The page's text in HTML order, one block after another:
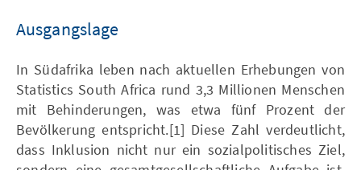
Ausgangslage
In Südafrika leben nach aktuellen Erhebungen von
Statistics South Africa rund 3,3 Millionen Menschen
mit Behinderungen, was etwa fünf Prozent der
Bevölkerung entspricht.[1] Diese Zahl verdeutlicht,
dass Inklusion nicht nur ein sozialpolitisches Ziel,